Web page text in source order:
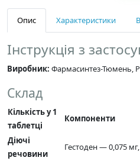
Опис Характеристики
Інструкція з
Виробник: Фармасинтез-Тюмень,
Склад
Кількість у 1
таблетці
Компоненти
Діючі
речовини
Гестоден — 0,075